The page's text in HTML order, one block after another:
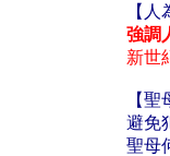
【
強調
新世
【
避免
聖母